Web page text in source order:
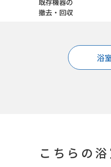
撤去・回収
浴
こちらの